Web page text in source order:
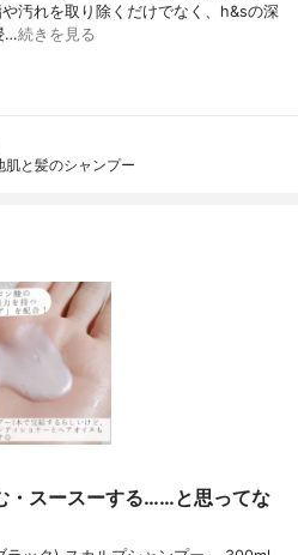
汚れを取り除くだけでなく、h&sの深
…続きを見る
肌と髪のシャンプー
・スースーする……と思ってな